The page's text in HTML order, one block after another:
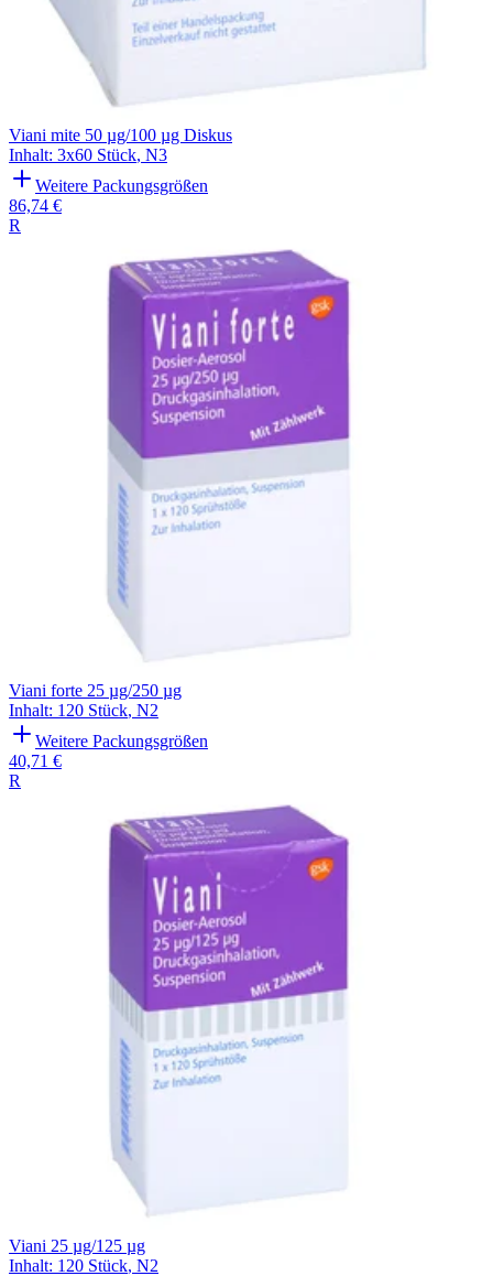
Viani mite 50 µg/100 µg Diskus
Inhalt: 3x60 Stück, N3
Weitere Packungsgrößen
86,74 €
R
Viani forte 25 µg/250 µg
Inhalt: 120 Stück, N2
Weitere Packungsgrößen
40,71 €
R
Viani 25 µg/125 µg
Inhalt: 120 Stück, N2